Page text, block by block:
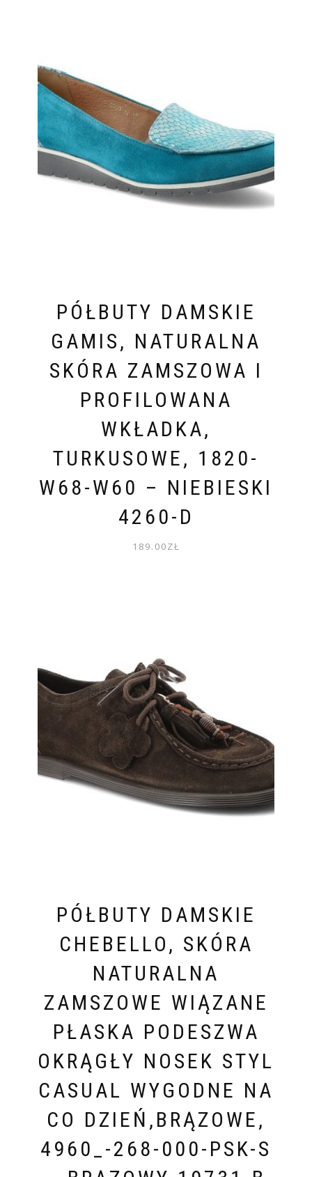
PÓŁBUTY DAMSKIE
GAMIS, NATURALNA
SKÓRA ZAMSZOWA I
PROFILOWANA
WKŁADKA,
TURKUSOWE, 1820-
W68-W60 – NIEBIESKI
4260-D
189.00ZŁ
PÓŁBUTY DAMSKIE
CHEBELLO, SKÓRA
NATURALNA
ZAMSZOWE WIĄZANE
PŁASKA PODESZWA
OKRĄGŁY NOSEK STYL
CASUAL WYGODNE NA
CO DZIEŃ,BRĄZOWE,
4960_-268-000-PSK-S